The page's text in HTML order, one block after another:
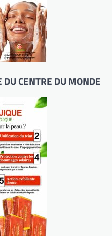
DU CENTRE DU MONDE